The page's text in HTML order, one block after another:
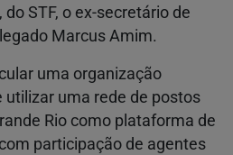
STF, o ex-secretário de
Marcus Amim.
uma organização
utilizar uma rede de postos
Rio como plataforma de
participação de agentes